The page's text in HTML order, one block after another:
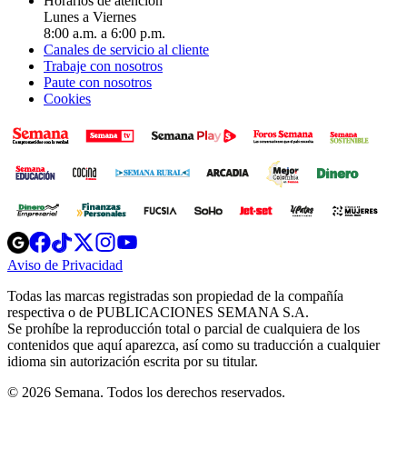
Lunes a Viernes
8:00 a.m. a 6:00 p.m.
Canales de servicio al cliente
Trabaje con nosotros
Paute con nosotros
Cookies
Opens
in
new
Opens
in
new
Opens
in
new
window
Opens
new
windowwindow
Aviso de Privacidad
new
window
Todas las marcas registradas son propiedad de la compañía
respectiva o de PUBLICACIONES SEMANA S.A.
Se prohíbe la reproducción total o parcial de cualquiera de los
contenidos que aquí aparezca, así como su traducción a cualquier
idioma sin autorización escrita por su titular.
© 2026 Semana. Todos los derechos reservados.